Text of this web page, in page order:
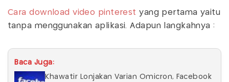
Cara download video pinterestyang pertama yaitu
tanpa menggunakan aplikasi. Adapun langkahnya :
Baca Juga:
Khawatir Lonjakan Varian Omicron, Facebook